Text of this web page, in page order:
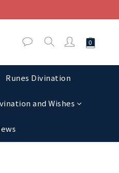
Runes Divination
and Wishes